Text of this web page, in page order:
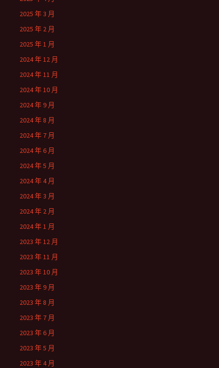
2025 年 3 月
2025 年 2 月
2025 年 1 月
2024 年 12 月
2024 年 11 月
2024 年 10 月
2024 年 9 月
2024 年 8 月
2024 年 7 月
2024 年 6 月
2024 年 5 月
2024 年 4 月
2024 年 3 月
2024 年 2 月
2024 年 1 月
2023 年 12 月
2023 年 11 月
2023 年 10 月
2023 年 9 月
2023 年 8 月
2023 年 7 月
2023 年 6 月
2023 年 5 月
2023 年 4 月